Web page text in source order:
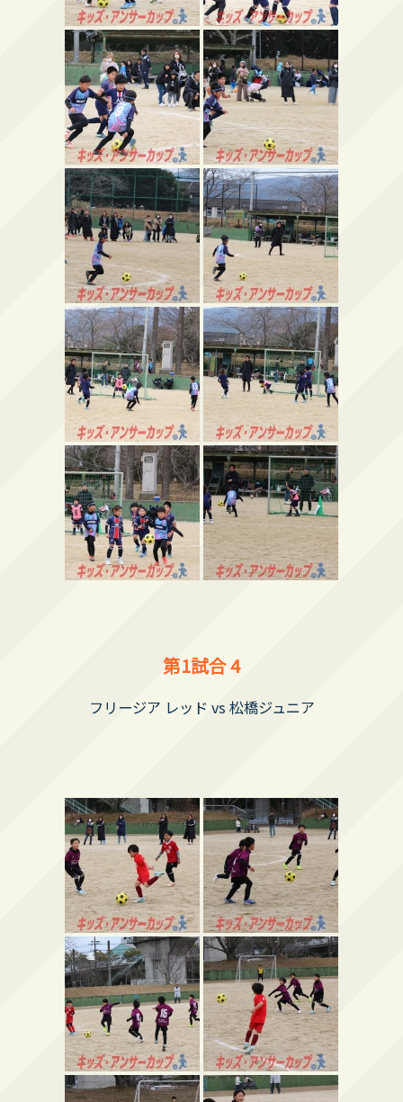
第1試合 4
フリージア レッド vs 松橋ジュニア